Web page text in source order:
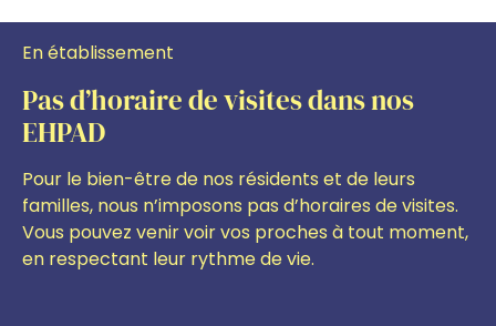
En établissement
Pas d’horaire de visites dans nos
EHPAD
Pour le bien-être de nos résidents et de leurs
familles, nous n’imposons pas d’horaires de visites.
Vous pouvez venir voir vos proches à tout moment,
en respectant leur rythme de vie.